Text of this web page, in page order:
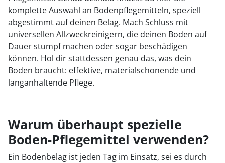
komplette Auswahl an Bodenpflegemitteln, speziell
abgestimmt auf deinen Belag. Mach Schluss mit
universellen Allzweckreinigern, die deinen Boden auf
Dauer stumpf machen oder sogar beschädigen
können. Hol dir stattdessen genau das, was dein
Boden braucht: effektive, materialschonende und
langanhaltende Pflege.
Warum überhaupt spezielle
Boden-Pflegemittel verwenden?
Ein Bodenbelag ist jeden Tag im Einsatz, sei es durch